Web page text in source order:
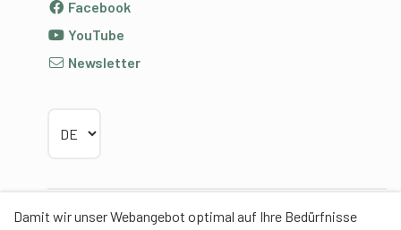
Damit wir unser Webangebot optimal auf Ihre Bedürfnisse
Facebook
YouTube
Newsletter